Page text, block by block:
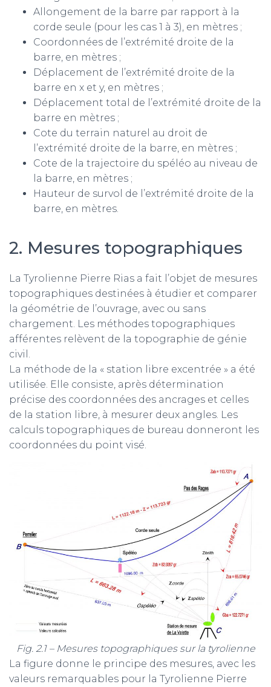
Allongement de la barre par rapport à la
corde seule (pour les cas 1 à 3), en mètres ;
Coordonnées de l’extrémité droite de la
barre, en mètres ;
Déplacement de l’extrémité droite de la
barre en x et y, en mètres ;
Déplacement total de l’extrémité droite de la
barre en mètres ;
Cote du terrain naturel au droit de
l’extrémité droite de la barre, en mètres ;
Cote de la trajectoire du spéléo au niveau de
la barre, en mètres ;
Hauteur de survol de l’extrémité droite de la
barre, en mètres.
2. Mesures topographiques
La Tyrolienne Pierre Rias a fait l’objet de mesures
topographiques destinées à étudier et comparer
la géométrie de l’ouvrage, avec ou sans
chargement. Les méthodes topographiques
afférentes relèvent de la topographie de génie
civil.
La méthode de la « station libre excentrée » a été
utilisée. Elle consiste, après détermination
précise des coordonnées des ancrages et celles
de la station libre, à mesurer deux angles. Les
calculs topographiques de bureau donneront les
coordonnées du point visé.
Fig. 2.1 – Mesures topographiques sur la tyrolienne
La figure donne le principe des mesures, avec les
valeurs remarquables pour la Tyrolienne Pierre